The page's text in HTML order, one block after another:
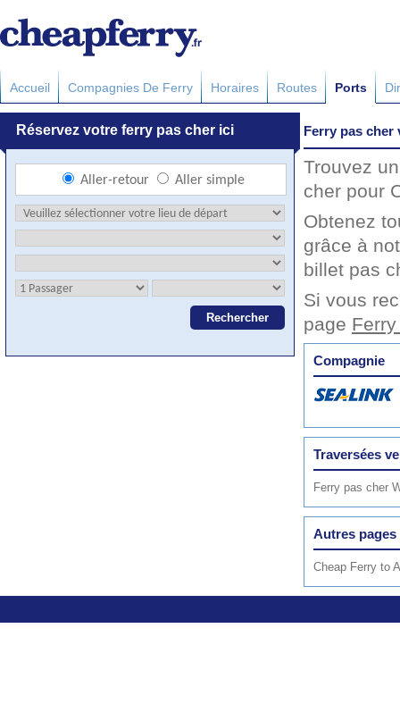
Accueil Compagnies De Ferry Horaires Routes Ports
Ferry pas cher
Trouvez
cher pour
Obtenez
grâce à
billet pas
Si vous
page
Compagnie
Traversées
Ferry pas cher
Autres pages
Cheap Ferry to